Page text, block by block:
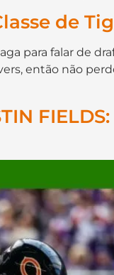
de
para falar de
então não